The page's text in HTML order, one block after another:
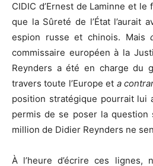
CIDIC d’Ernest de Laminne et
que la Sûreté de l’État l’aurait
espion russe et chinois. Mais
commissaire européen à la
Reynders a été en charge du
travers toute l’Europe et a
position stratégique pourrait lui
permis de se poser la question
million de Didier Reynders ne
À l’heure d’écrire ces lignes,